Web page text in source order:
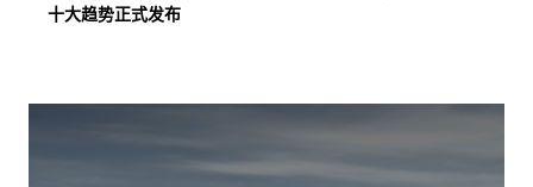
十大趋势正式发布